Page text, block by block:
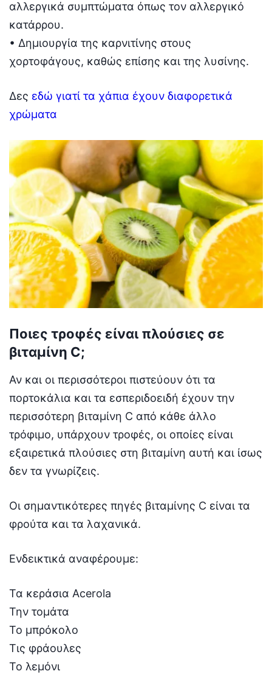
αλλεργικά συμπτώματα όπως τον αλλεργικό
κατάρρου.
• Δημιουργία της καρνιτίνης στους
χορτοφάγους, καθώς επίσης και της λυσίνης.
Δες εδώ γιατί τα χάπια έχουν διαφορετικά
χρώματα
Ποιες τροφές είναι πλούσιες σε
βιταμίνη C;
Αν και οι περισσότεροι πιστεύουν ότι τα
πορτοκάλια και τα εσπεριδοειδή έχουν την
περισσότερη βιταμίνη C από κάθε άλλο
τρόφιμο, υπάρχουν τροφές, οι οποίες είναι
εξαιρετικά πλούσιες στη βιταμίνη αυτή και ίσως
δεν τα γνωρίζεις.
Οι σημαντικότερες πηγές βιταμίνης C είναι τα
φρούτα και τα λαχανικά.
Ενδεικτικά αναφέρουμε:
Τα κεράσια Acerola
Την τομάτα
Το μπρόκολο
Τις φράουλες
Το λεμόνι